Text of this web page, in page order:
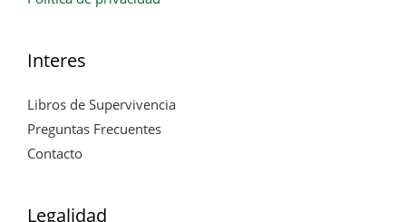
Interes
Libros de Supervivencia
Preguntas Frecuentes
Contacto
Legalidad